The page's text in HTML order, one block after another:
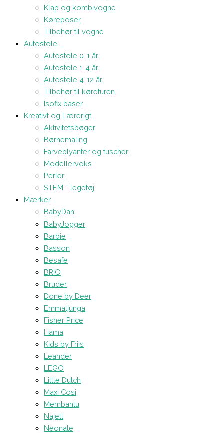
Klap og kombivogne
Køreposer
Tilbehør til vogne
Autostole
Autostole 0-1 år
Autostole 1-4 år
Autostole 4-12 år
Tilbehør til køreturen
Isofix baser
Kreativt og Lærerigt
Aktivitetsbøger
Børnemaling
Farveblyanter og tuscher
Modellervoks
Perler
STEM - legetøj
Mærker
BabyDan
BabyJogger
Barbie
Basson
Besafe
BRIO
Bruder
Done by Deer
Emmaljunga
Fisher Price
Hama
Kids by Friis
Leander
LEGO
Little Dutch
Maxi Cosi
Membantu
Najell
Neonate